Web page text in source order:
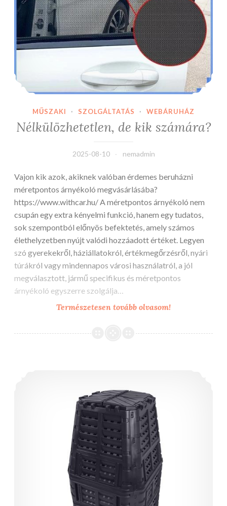
MŰSZAKI · SZOLGÁLTATÁS · WEBÁRUHÁZ
Nélkülözhetetlen, de kik számára?
2025-08-10 nemadmin
Vajon kik azok, akiknek valóban érdemes beruházni
méretpontos árnyékoló megvásárlásába?
https://www.withcar.hu/ A méretpontos árnyékoló nem
csupán egy extra kényelmi funkció, hanem egy tudatos,
sok szempontból előnyös befektetés, amely számos
élethelyzetben nyújt valódi hozzáadott értéket. Legyen
szó gyerekekről, háziállatokról, értékmegőrzésről, nyári
túrákról vagy mindennapos városi használatról, a jól
megválasztott, jármű specifikus és méretpontos
árnyékoló egyszerre szolgálja…
Természetesen tovább olvasom!
kik